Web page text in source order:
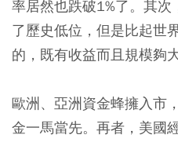
率居然也跌破1%了。其
了歷史低位，但是比起世
的，既有收益而且規模夠大
歐洲、亞洲資金蜂擁入市
金一馬當先。再者，美國